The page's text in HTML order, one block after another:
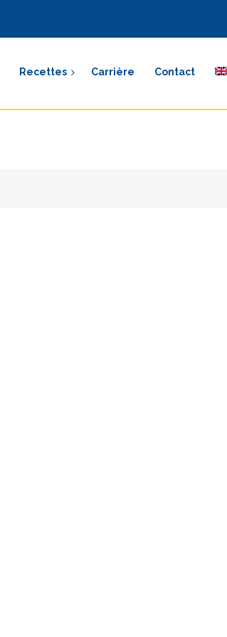
Recettes Carrière Contact